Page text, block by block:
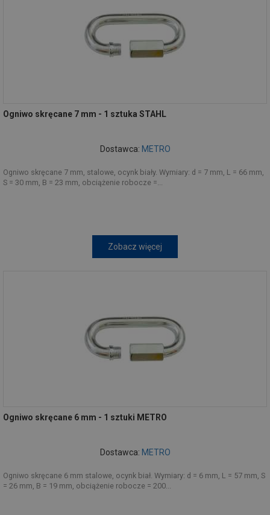
Ogniwo skręcane 7 mm - 1 sztuka STAHL
Dostawca: METRO
Ogniwo skręcane 7 mm, stalowe, ocynk biały. Wymiary: d = 7 mm, L = 66 mm,
S = 30 mm, B = 23 mm, obciążenie robocze =...
Zobacz więcej
Ogniwo skręcane 6 mm - 1 sztuki METRO
Dostawca: METRO
Ogniwo skręcane 6 mm stalowe, ocynk biał. Wymiary: d = 6 mm, L = 57 mm, S
= 26 mm, B = 19 mm, obciążenie robocze = 200...